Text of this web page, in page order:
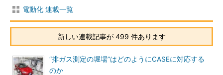
電動化 連載一覧
新しい連載記事が 499 件あります
“排ガス測定の堀場”はどのようにCASEに対応する
のか